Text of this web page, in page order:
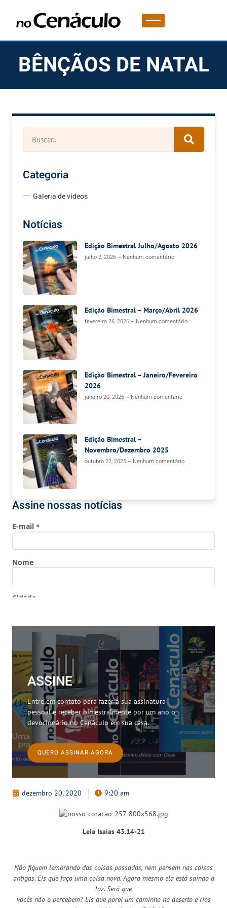
BÊNÇÃOS DE NATAL
dezembro 20, 2020 9:20 am
Leia Isaías 43.14-21
Não fiquem lembrando das coisas passadas, nem pensem nas coisas
antigas. Eis que faço uma coisa nova. Agora mesmo ela está saindo à
luz. Será que
vocês não o percebem? Eis que porei um caminho no deserto e rios
Categoria
Galeria de vídeos
Notícias
Edição Bimestral Julho/Agosto 2026
julho 2, 2026 Nenhum comentário
Edição Bimestral – Março/Abril 2026
fevereiro 26, 2026 Nenhum comentário
Edição Bimestral – Janeiro/Fevereiro
2026
janeiro 20, 2026 Nenhum comentário
Edição Bimestral –
Novembro/Dezembro 2025
outubro 22, 2025 Nenhum comentário
Assine nossas notícias
ASSINE
Entre em contato para fazer a sua assinatura
pessoal e receber bimestralmente por um ano o
devocionário no Cenáculo em sua casa.
QUERO ASSINAR AGORA